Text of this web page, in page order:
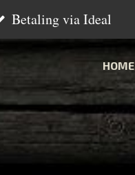
Betaling via Ideal
HOME